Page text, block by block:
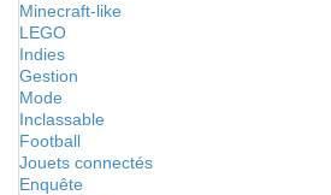
Minecraft-like
LEGO
Indies
Gestion
Mode
Inclassable
Football
Jouets connectés
Enquête